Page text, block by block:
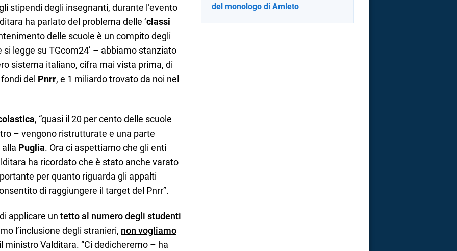
stipendi degli insegnanti, durante l’evento
ha parlato del problema delle ‘classi
delle scuole è un compito degli
legge su TGcom24’ – abbiamo stanziato
sistema italiano, cifra mai vista prima, di
del Pnrr, e 1 miliardo trovato da noi nel
, “quasi il 20 per cento delle scuole
– vengono ristrutturate e una parte
Puglia. Ora ci aspettiamo che gli enti
ha ricordato che è stato anche varato
per quanto riguarda gli appalti
di raggiungere il target del Pnrr”.
applicare un tetto al numero degli studenti
l’inclusione degli stranieri, non vogliamo
ministro Valditara. “Ci dedicheremo – ha
del monologo di Amleto